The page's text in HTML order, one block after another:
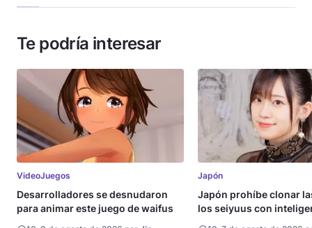
Te podría interesar
VideoJuegos
Desarrolladores se desnudaron
para animar este juego de waifus
Japón
Japón prohíbe clonar
los seiyuus con